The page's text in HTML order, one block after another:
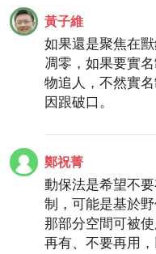
黃子維
如果還是聚焦在
凋零，如果要實
物追人，不然實
因跟破口。
鄭祝菁
動保法是希望不
制，可能是基於
那部分空間可被
再有、不要再用